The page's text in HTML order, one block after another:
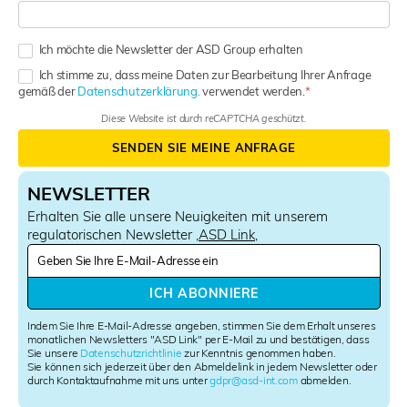
NEWSLETTER
Erhalten Sie alle unsere Neuigkeiten mit unserem
regulatorischen Newsletter ‚ ASD Link
N
s
l
e
t
t
e
Indem Sie Ihre E-Mail-Adresse angeben, stimmen Sie dem Erhalt unseres
monatlichen Newsletters "ASD Link" per E-Mail zu und bestätigen, dass
Sie unsere Datenschutzrichtlinie zur Kenntnis genommen haben.
Sie können sich jederzeit über den Abmeldelink in jedem Newsletter oder
durch Kontaktaufnahme mit uns untergdpr@asd-int.comabmelden.
ICH ABONNIERE
Ich möchte die Newsletter der ASD Group erhalten
Ich stimme zu, dass meine Daten zur Bearbeitung Ihrer Anfrage
gemäß derDatenschutzerklärung. verwendet werden.
Diese Website ist durch reCAPTCHA geschützt.
SENDEN SIE MEINE ANFRAGE